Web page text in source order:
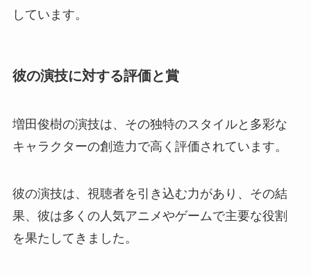
しています。
彼の演技に対する評価と賞
増田俊樹の演技は、その独特のスタイルと多彩な
キャラクターの創造力で高く評価されています。
彼の演技は、視聴者を引き込む力があり、その結
果、彼は多くの人気アニメやゲームで主要な役割
を果たしてきました。